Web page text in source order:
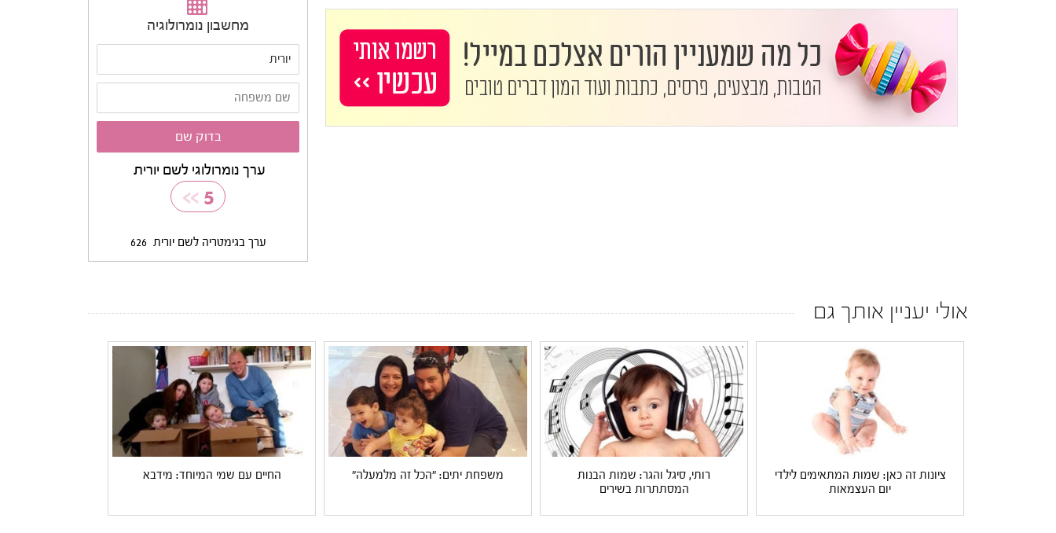
מחשבון נומרולוגיה
ערך נומרולוגי לשם יורית
5
>>
ערך בגימטריה לשם יורית 626
אולי יעניין אותך גם
ציונות זה כאן: שמות המתאימים לילדי
יום העצמאות
רותי, סיגל והגר: שמות הבנות
המסתתרות בשירים
משפחת יתים: "הכל זה מלמעלה" החיים עם שמי המיוחד: מידבא